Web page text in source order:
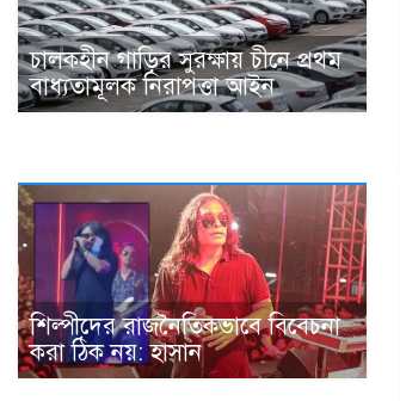
চালকহীন গাড়ির সুরক্ষায় চীনে প্রথম
বাধ্যতামূলক নিরাপত্তা আইন
শিল্পীদের রাজনৈতিকভাবে বিবেচনা
করা ঠিক নয়: হাসান